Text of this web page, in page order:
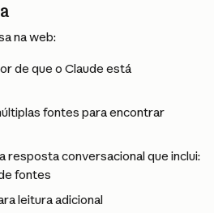
na web:
de que o Claude está
fontes para encontrar
resposta conversacional que inclui:
fontes
leitura adicional